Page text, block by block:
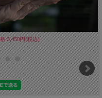
:3,450円(税込)